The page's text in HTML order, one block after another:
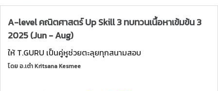
A-level คณิตศาสตร์ Up Skill 3 ทบทวนเนื้อหาเข้มข้น 3
2025 (Jun - Aug)
ให้ T.GURU เป็นคู่หูช่วยตะลุยทุกสนามสอบ
โดยอ.เต๋า Kritsana Kesmee